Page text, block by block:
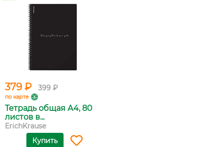
379 ₽ 399 ₽
по карте
Тетрадь общая А4, 80
листов в...
ErichKrause
Купить